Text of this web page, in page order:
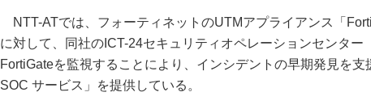
NTT-ATでは、フォーティネットのUTMアプライアンス「
に対して、同社のICT-24セキュリティオペレーションセンター
FortiGateを監視することにより、インシデントの早期発見を支
SOC サービス」を提供している。